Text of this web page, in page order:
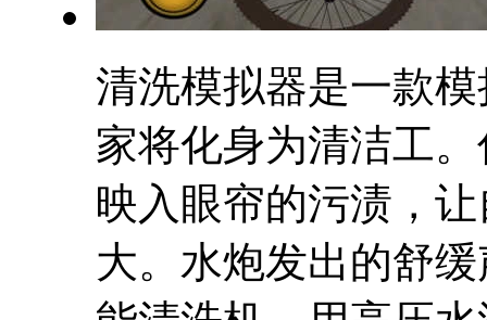
清洗模拟器是一款
家将化身为清洁工
映入眼帘的污渍，
大。水炮发出的舒